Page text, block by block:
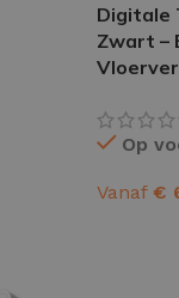
Digitale
Zwart –
Op
Vanaf €